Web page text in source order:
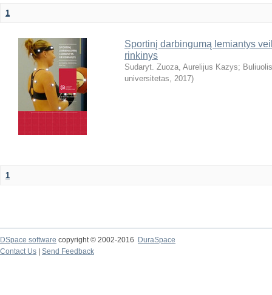
1
Sportinį darbingumą lemiantys
rinkinys
Sudaryt. Zuoza, Aurelijus Kazys;
universitetas, 2017)
1
DSpace software copyright © 2002-2016
DuraSpace
Contact Us
Send Feedback